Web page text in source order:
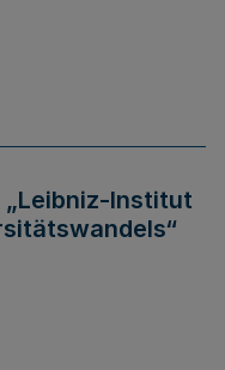
Institut